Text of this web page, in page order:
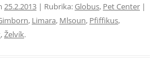
25.2.2013 | Rubrika:Globus, Pet Center |
, Limara, Mlsoun, Pfiffikus,
,Želvík.